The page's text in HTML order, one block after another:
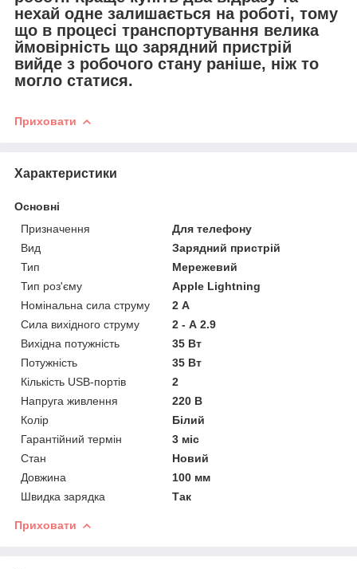
нехай одне залишається на роботі, тому
що в процесі транспортування велика
ймовірність що зарядний пристрій
вийде з робочого стану раніше, ніж то
могло статися.
Приховати
Характеристики
Основні
Призначення
Для телефону
Вид
Зарядний пристрій
Тип
Мережевий
Тип роз'єму
Apple Lightning
Номінальна сила струму
2 А
Сила вихідного струму
2 - А 2.9
Вихідна потужність
35 Вт
Потужність
35 Вт
Кількість USB-портів
2
Напруга живлення
220 В
Колір
Білий
Гарантійний термін
3 міс
Стан
Новий
Довжина
100 мм
Швидка зарядка
Так
Приховати